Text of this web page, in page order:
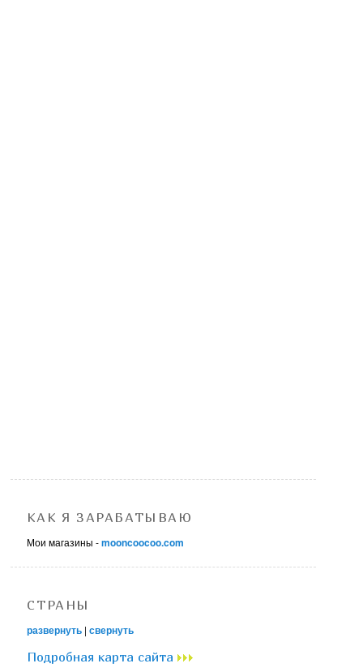
КАК Я ЗАРАБАТЫВАЮ
Мои магазины -mooncoocoo.com
СТРАНЫ
развернуть |свернуть
Подробная карта сайта